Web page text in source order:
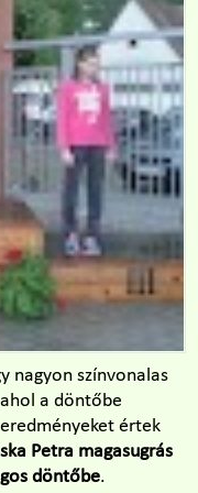
nagyon színvonalas
a döntőbe
értek
Petra magasugrás
döntőbe.